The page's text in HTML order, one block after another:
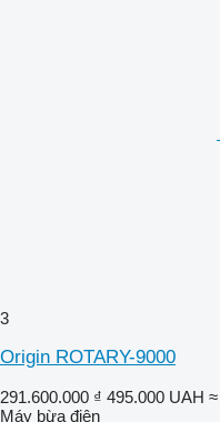
3
Origin ROTARY-9000
291.600.000 ₫ 495.000 UAH
Máy bừa điện